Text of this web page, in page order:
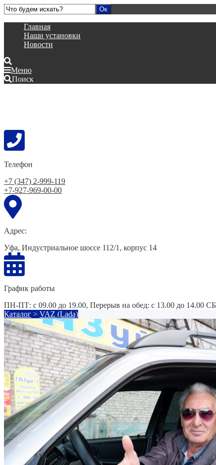
Главная
Наши установки
Новости
Меню
Поиск
Телефон
+7 (347) 2-999-119
+7-927-969-00-00
Адрес:
Уфа, Индустриальное шоссе 112/1, корпус 14
График работы
ПН-ПТ: с 09.00 до 19.00, Перерыв на обед: с 13.00 до 14.00
Каталог > VAZ (Lada)